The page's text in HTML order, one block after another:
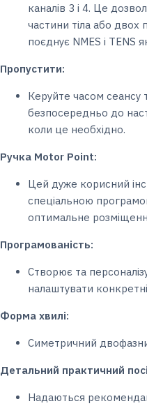
каналів 3 і 4. Це
частини тіла або двох
поєднує NMES і TENS
Пропустити:
Керуйте часом сеансу
безпосередньо до
коли це необхідно.
Ручка Motor Point:
Цей дуже корисний
спеціальною
оптимальне
Програмованість:
Створює та
налаштувати
Форма хвилі:
Симетричний
Детальний практичний
Надаються